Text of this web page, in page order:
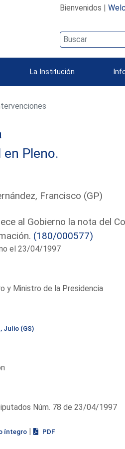
Bienvenidos |
La Institución
Pleno.
Francisco (GP)
al Gobierno la nota del
(180/000577)
el 23/04/1997
y Ministro de la Presidencia
Julio (GS)
Núm. 78 de 23/04/1997
íntegro| PDF